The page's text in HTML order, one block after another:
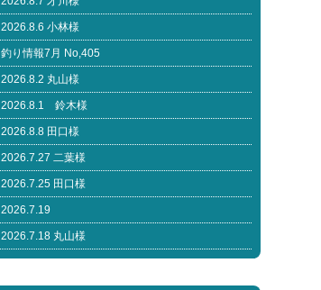
2026.8.6 小林様
釣り情報7月 No,405
2026.8.2 丸山様
2026.8.1 鈴木様
2026.8.8 田口様
2026.7.27 二葉様
2026.7.25 田口様
2026.7.19
2026.7.18 丸山様